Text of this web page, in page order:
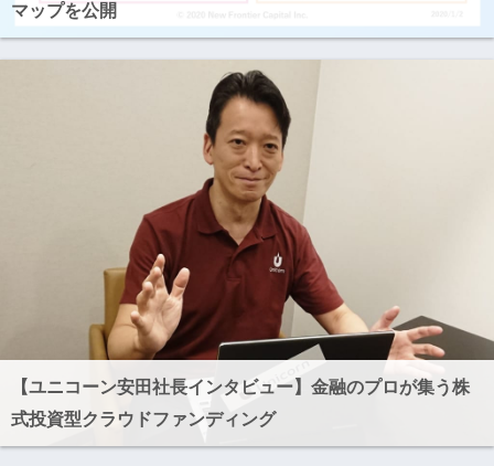
マップを公開
【ユニコーン安田社長インタビュー】金融のプロが集う株
式投資型クラウドファンディング